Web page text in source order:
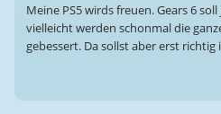
Meine PS5 wirds freuen. Gears 6
vielleicht werden schonmal die
gebessert. Da sollst aber erst richtig